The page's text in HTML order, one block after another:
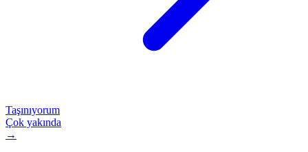
Taşınıyorum
Çok yakında
→